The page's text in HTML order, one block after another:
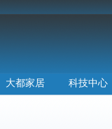
大都家居 科技中心